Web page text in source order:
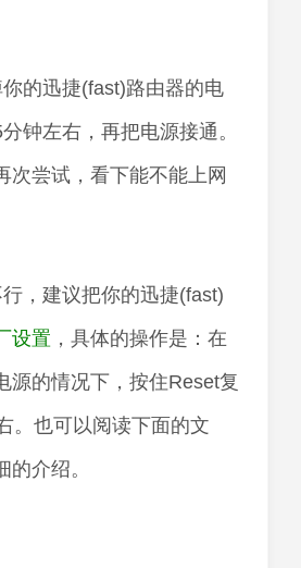
的迅捷(fast)路由器的电
钟左右，再把电源接通。
次尝试，看下能不能上网
，建议把你的迅捷(fast)
设置 ，具体的操作是：在
源的情况下，按住Reset复
。也可以阅读下面的文
介绍。